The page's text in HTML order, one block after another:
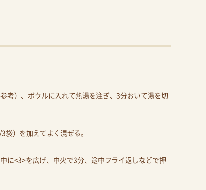
考）、ボウルに入れて熱湯を注ぎ、3分おいて湯を切
袋）を加えてよく混ぜる。
に<3>を広げ、中火で3分、途中フライ返しなどで押